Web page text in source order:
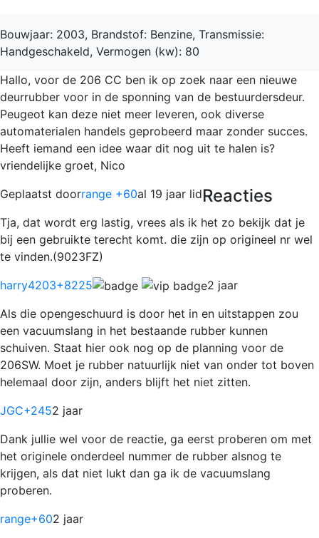
Bouwjaar: 2003, Brandstof: Benzine, Transmissie:
Handgeschakeld, Vermogen (kw): 80
Hallo, voor de 206 CC ben ik op zoek naar een nieuwe
deurrubber voor in de sponning van de bestuurdersdeur.
Peugeot kan deze niet meer leveren, ook diverse
automaterialen handels geprobeerd maar zonder succes.
Heeft iemand een idee waar dit nog uit te halen is?
vriendelijke groet, Nico
Geplaatst doorrange +60al 19 jaar lidReacties
Tja, dat wordt erg lastig, vrees als ik het zo bekijk dat je
bij een gebruikte terecht komt. die zijn op origineel nr wel
te vinden.(9023FZ)
harry4203+8225
2 jaar
Als die opengeschuurd is door het in en uitstappen zou
een vacuumslang in het bestaande rubber kunnen
schuiven. Staat hier ook nog op de planning voor de
206SW. Moet je rubber natuurlijk niet van onder tot boven
helemaal door zijn, anders blijft het niet zitten.
JGC+2452 jaar
Dank jullie wel voor de reactie, ga eerst proberen om met
het originele onderdeel nummer de rubber alsnog te
krijgen, als dat niet lukt dan ga ik de vacuumslang
proberen.
range+602 jaar